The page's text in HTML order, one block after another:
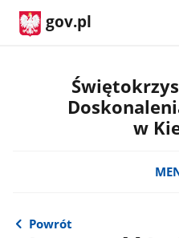
gov.pl
w
Powrót